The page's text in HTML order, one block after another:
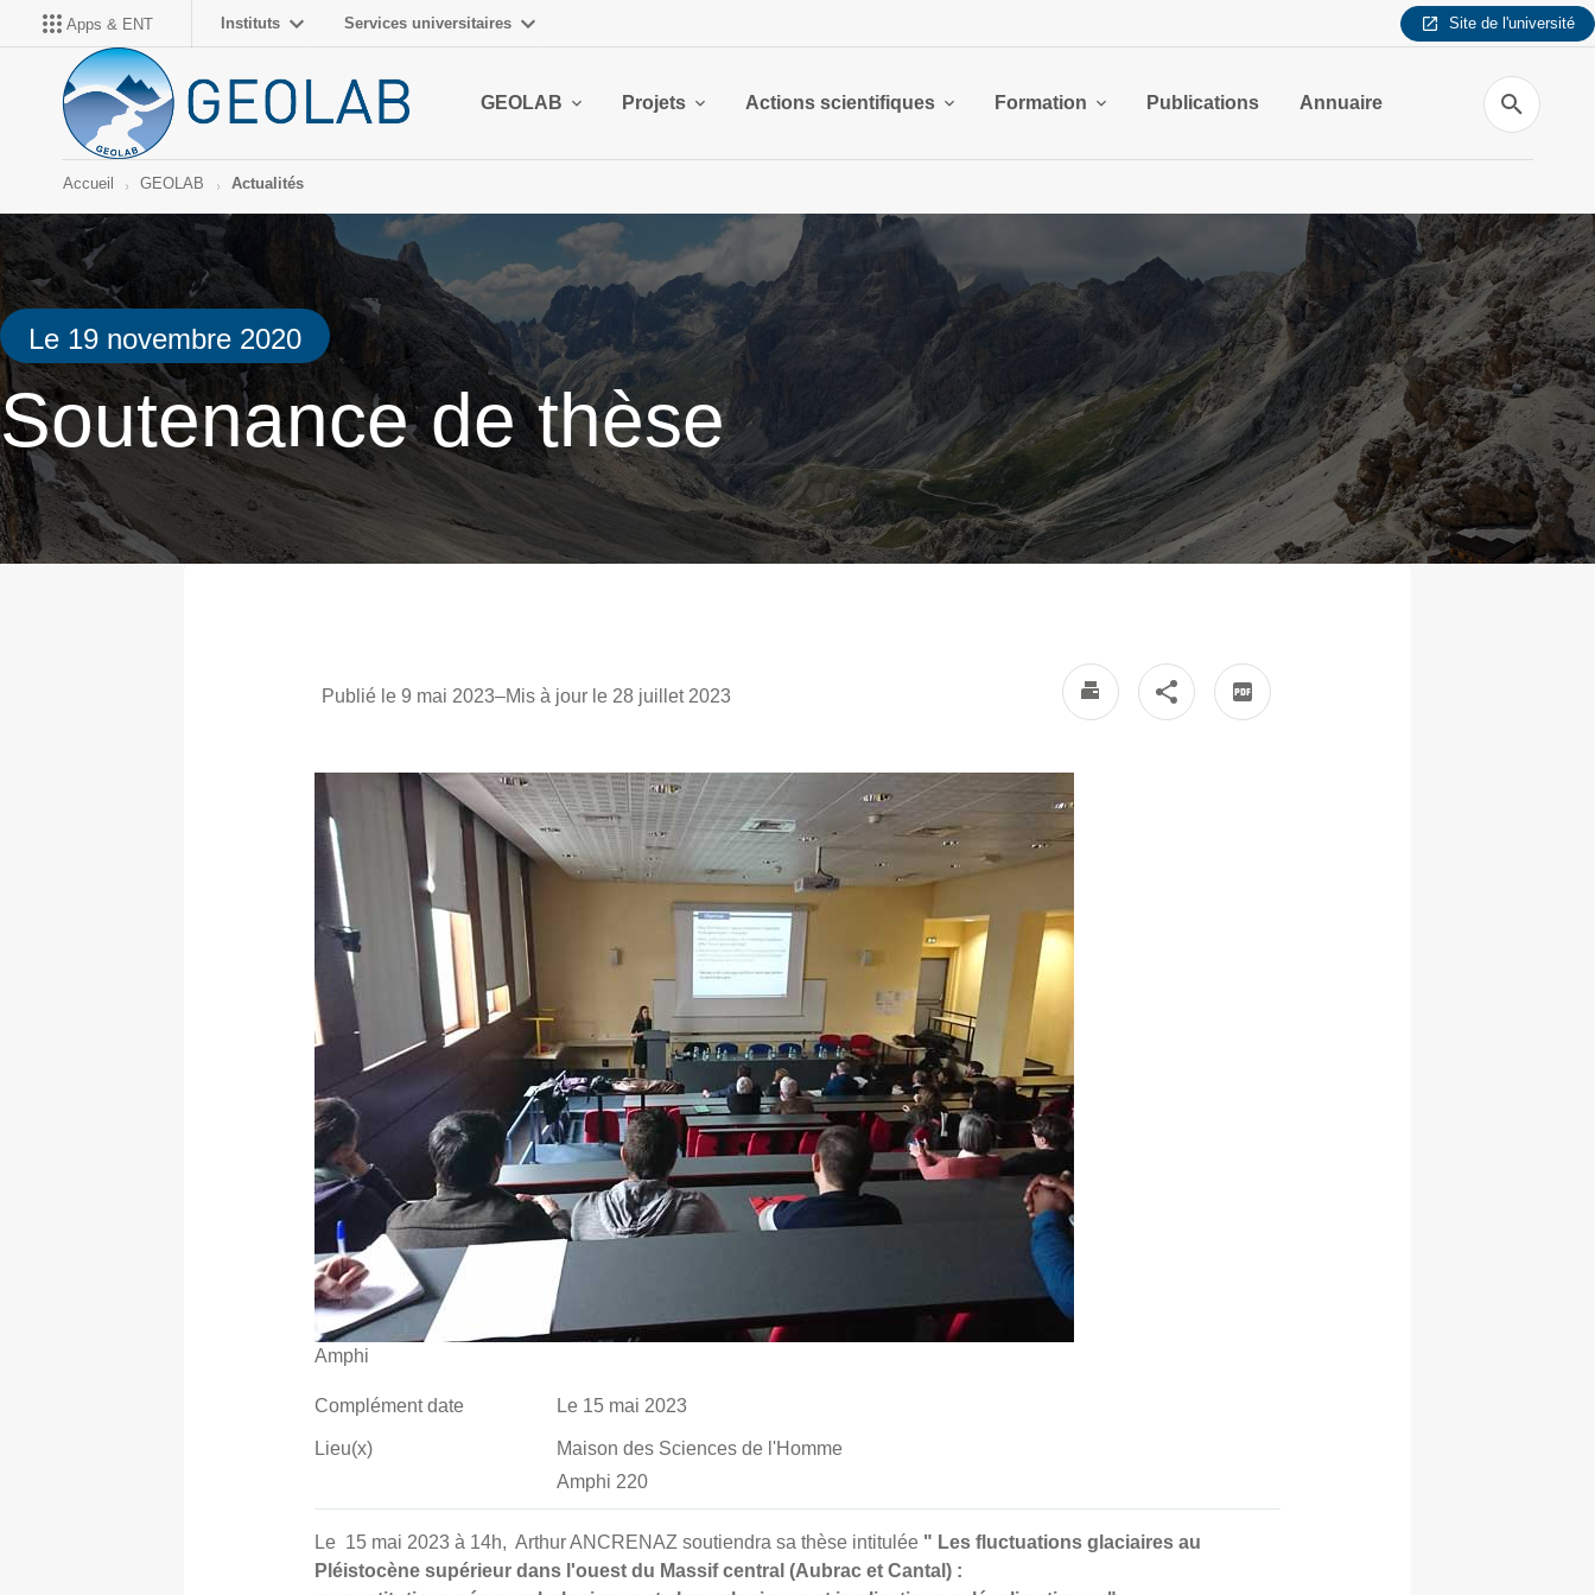
Apps & ENT Instituts Services universitaires Site de l'université
GEOLAB Projets Actions scientifiques Formation Publications Annuaire
Recherche
Accueil GEOLAB Actualités
Le 19 novembre 2020
Soutenance de thèse
Publié le 9 mai 2023–Mis à jour le 28 juillet 2023
Amphi
Complément date Le 15 mai 2023
Lieu(x)
Maison des Sciences de l'Homme
Amphi 220
Le 15 mai 2023 à 14h, Arthur ANCRENAZ soutiendra sa thèse intitulée " Les fluctuations glaciaires au
Pléistocène supérieur dans l'ouest du Massif central (Aubrac et Cantal) :